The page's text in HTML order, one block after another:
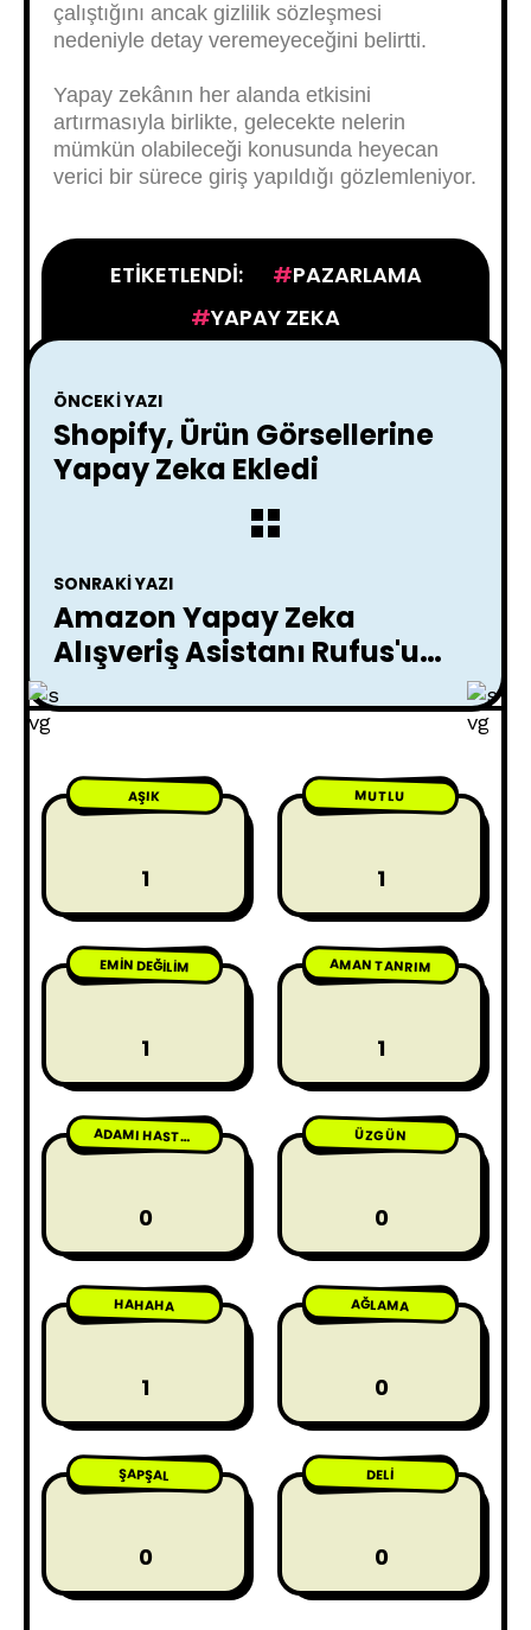
çalıştığını ancak gizlilik sözleşmesi
nedeniyle detay veremeyeceğini belirtti.
Yapay zekânın her alanda etkisini
artırmasıyla birlikte, gelecekte nelerin
mümkün olabileceği konusunda heyecan
verici bir sürece giriş yapıldığı gözlemleniyor.
ETIKETLENDI:
PAZARLAMA
YAPAY ZEKA
ÖNCEKI YAZI
Shopify, Ürün Görsellerine
Yapay Zeka Ekledi
SONRAKI YAZI
Amazon Yapay Zeka
Alışveriş Asistanı Rufus'u
Tanıttı
AŞIK
1
MUTLU
1
EMIN DEĞILIM
1
AMAN TANRIM
1
ADAMI HASTA ETME
0
ÜZGÜN
0
HAHAHA
1
AĞLAMA
0
ŞAPŞAL
0
DELI
0